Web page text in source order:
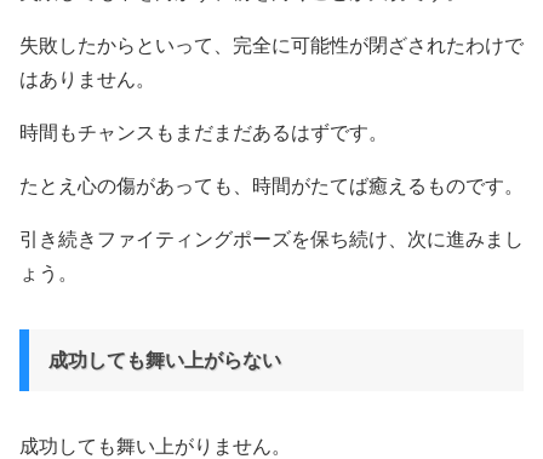
失敗したからといって、完全に可能性が閉ざされたわけで
はありません。
時間もチャンスもまだまだあるはずです。
たとえ心の傷があっても、時間がたてば癒えるものです。
引き続きファイティングポーズを保ち続け、次に進みまし
ょう。
成功しても舞い上がらない
成功しても舞い上がりません。